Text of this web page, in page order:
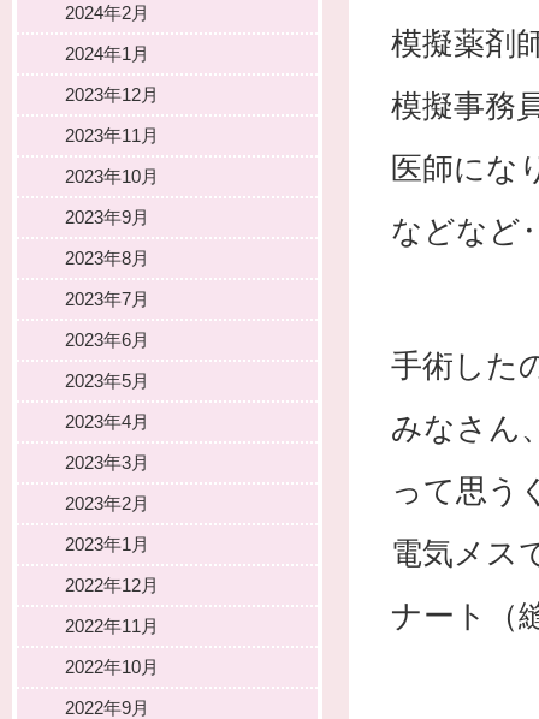
模擬薬剤
模擬事務
医師にな
などな
手術した
みなさん
って思う
電気メス
ナート（
2024年2月
2024年1月
2023年12月
2023年11月
2023年10月
2023年9月
2023年8月
2023年7月
2023年6月
2023年5月
2023年4月
2023年3月
2023年2月
2023年1月
2022年12月
2022年11月
2022年10月
2022年9月